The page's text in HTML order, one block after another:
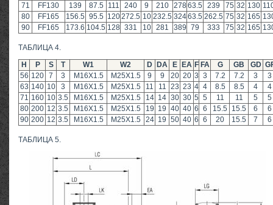
71
FF130 139 87.5 111 240 9 210 27863.5 239 75 32 130
80
FF165 156.5 95.5 120272.5 10 232.5 32463.5 262.5 75 32 165
90
FF165 173.6 104.5 128 331 10 281 389 79 333 75 32 165
ТАБЛИЦА 4.
Н
P S T W1 W2 D DA E EA F FA G GB GD
56 120 7 3 M16X1.5 M25X1.5 9 9 20 20 3 3 7.2 7.2 3
3
63 140 10 3 M16X1.5 M25X1.5 11 11 23 23 4 4 8.5 8.5 4
4
71 160 10 3.5 M16X1.5 M25X1.5 14 14 30 30 5 5 11 11 5
5
80 200 12 3.5 M16X1.5 M25X1.5 19 19 40 40 6 6 15.5 15.5 6
6
90 200 12 3.5 M16X1.5 M25X1.5 24 19 50 40 6 6 20 15.5 7 6
ТАБЛИЦА 5.